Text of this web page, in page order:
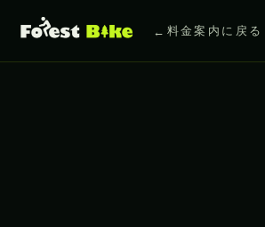
料金案内に戻る